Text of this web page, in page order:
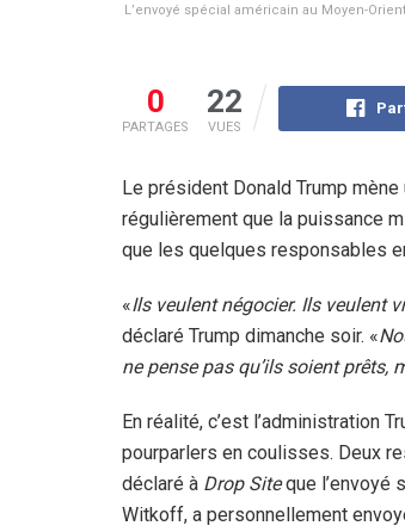
L’envoyé spécial américain au Moyen-
0
PARTAGES
22
VUES
Le président Donald Trump
régulièrement que la puissance
que les quelques responsables
«Ils veulent négocier. Ils veulent
déclaré Trump dimanche soir. «
ne pense pas qu’ils soient prêts,
En réalité, c’est l’administration
pourparlers en coulisses. Deux
déclaré à Drop Siteque l’envoyé
Witkoff, a personnellement